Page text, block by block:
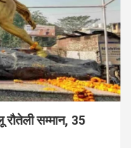
रौतेली सम्मान, 35